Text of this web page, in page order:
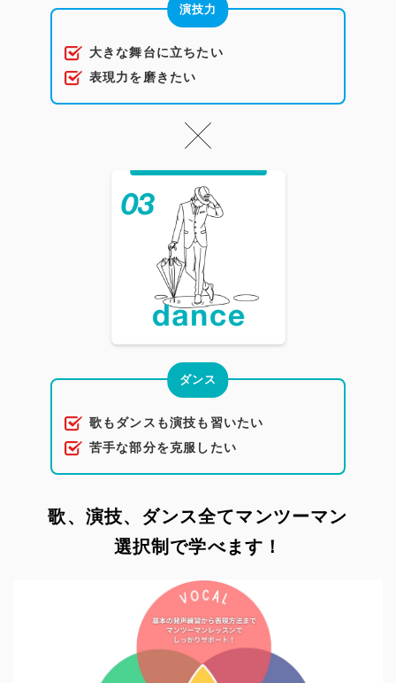
演技力
大きな舞台に立ちたい
表現力を磨きたい
ダンス
歌もダンスも演技も習いたい
苦手な部分を克服したい
歌、演技、ダンス全てマンツーマン
選択制で学べます！